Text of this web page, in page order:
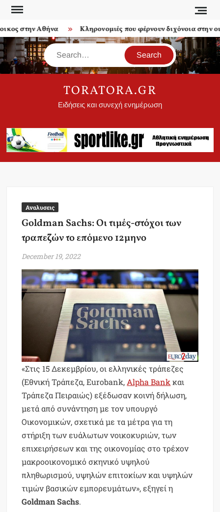
Skip
content
στην Αθήνα Κληρονομιές που φέρνουν διχόνοια στην
Search
TORATORA.GR
Ειδήσεις και συνεχή ενημέρωση
Αναλυσεις
Goldman Sachs: Οι τιμές-στόχοι των
τραπεζών το επόμενο 12μηνο
December 19, 2022
«Στις 15 Δεκεμβρίου, οι ελληνικές τράπεζες
(Εθνική Τράπεζα, Eurobank, Alpha Bank και
Τράπεζα Πειραιώς) εξέδωσαν κοινή δήλωση,
μετά από συνάντηση με τον υπουργό
Οικονομικών, σχετικά με τα μέτρα για τη
στήριξη των ευάλωτων νοικοκυριών, των
επιχειρήσεων και της οικονομίας στο τρέχον
μακροοικονομικό σκηνικό υψηλού
πληθωρισμού, υψηλών επιτοκίων και υψηλών
τιμών βασικών εμπορευμάτων», εξηγεί η
Goldman Sachs.